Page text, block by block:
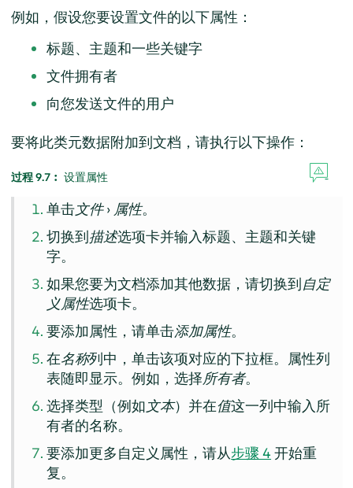
例如，假设您要设置文件的以下属性：
标题、主题和一些关键字
文件拥有者
向您发送文件的用户
要将此类元数据附加到文档，请执行以下操作：
过程 9.7︰ 设置属性
单击文件› 属性。
切换到描述选项卡并输入标题、主题和关键
字。
如果您要为文档添加其他数据，请切换到自定
义属性选项卡。
要添加属性，请单击添加属性。
在名称列中，单击该项对应的下拉框。属性列
表随即显示。例如，选择所有者。
选择类型（例如文本）并在值这一列中输入所
有者的名称。
要添加更多自定义属性，请从步骤 4开始重
复。